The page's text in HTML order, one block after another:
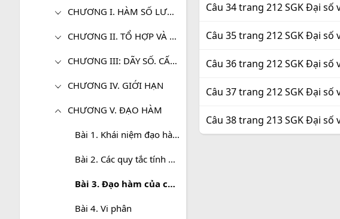
CHƯƠNG I. HÀM SỐ LƯỢNG GIÁC VÀ PHƯƠNG TRÌNH LƯỢNG GIÁC
CHƯƠNG II. TỔ HỢP VÀ XÁC SUẤT
CHƯƠNG III: DÃY SỐ. CẤP SỐ CỘNG VÀ CẤP SỐ NHÂN
CHƯƠNG IV. GIỚI HẠN
CHƯƠNG V. ĐẠO HÀM
Bài 1. Khái niệm đạo hàm
Bài 2. Các quy tắc tính đạo hàm
Bài 3. Đạo hàm của các hàm số lượng giác
Bài 4. Vi phân
Câu 34 trang 212 SGK Đại số
Câu 35 trang 212 SGK Đại số
Câu 36 trang 212 SGK Đại số
Câu 37 trang 212 SGK Đại số
Câu 38 trang 213 SGK Đại số